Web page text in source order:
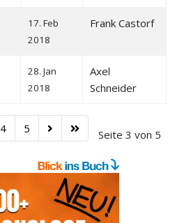
17. Feb
2018
Frank Castorf
28. Jan
2018
Axel
Schneider
Seite 3 von 5
4 5